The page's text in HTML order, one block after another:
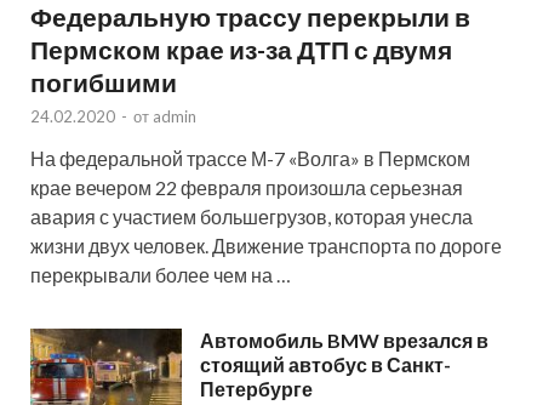
Федеральную трассу перекрыли в
Пермском крае из-за ДТП с двумя
погибшими
24.02.2020 - от admin
На федеральной трассе М-7 «Волга» в Пермском
крае вечером 22 февраля произошла серьезная
авария с участием большегрузов, которая унесла
жизни двух человек. Движение транспорта по дороге
перекрывали более чем на …
Автомобиль BMW врезался в
стоящий автобус в Санкт-
Петербурге